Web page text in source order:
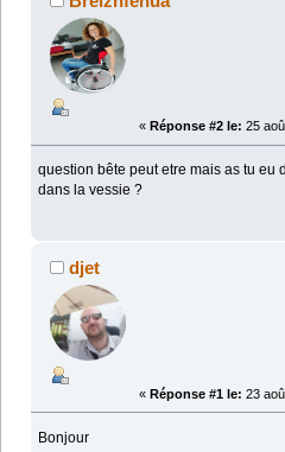
« Réponse #2 le: 25
question bête peut etre mais as tu eu
dans la vessie ?
djet
« Réponse #1 le: 23
Bonjour